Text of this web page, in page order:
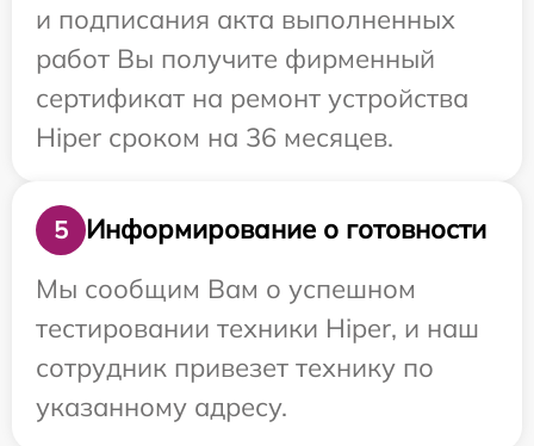
и подписания акта выполненных
работ Вы получите фирменный
сертификат на ремонт устройства
Hiper сроком на 36 месяцев.
5
Информирование о готовности
Мы сообщим Вам о успешном
тестировании техники Hiper, и наш
сотрудник привезет технику по
указанному адресу.